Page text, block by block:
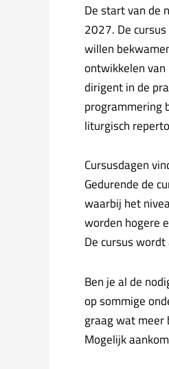
De start van de
2027. De
willen
ontwikkelen van
dirigent in de
programmering
liturgisch
Cursusdagen
Gedurende de
waarbij het
worden hogere
De cursus
Ben je al de
op sommige
graag wat meer
Mogelijk